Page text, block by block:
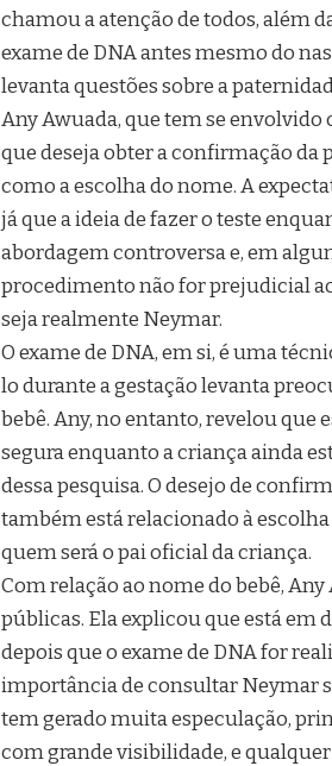
chamou a atenção de todos, além
exame de DNA antes mesmo do
levanta questões sobre a
Any Awuada, que tem se
que deseja obter a confirmação da
como a escolha do nome. A
já que a ideia de fazer o teste
abordagem controversa e, em
procedimento não for prejudicial
seja realmente Neymar.
O exame de DNA, em si, é uma
lo durante a gestação levanta
bebê. Any, no entanto, revelou
segura enquanto a criança ainda
dessa pesquisa. O desejo de
também está relacionado à
quem será o pai oficial da criança.
Com relação ao nome do bebê,
públicas. Ela explicou que está em
depois que o exame de DNA for
importância de consultar Neymar
tem gerado muita especulação,
com grande visibilidade, e